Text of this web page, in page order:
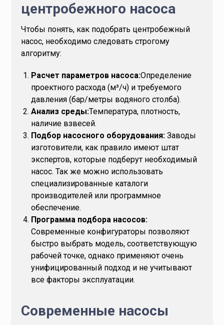
центробежного насоса
Чтобы понять, как подобрать центробежный
насос, необходимо следовать строгому
алгоритму:
Расчет параметров насоса:Определение
проектного расхода (м³/ч) и требуемого
давления (бар/метры водяного столба).
Анализ среды:Температура, плотность,
наличие взвесей.
Подбор насосного оборудования: Заводы
изготовители, как правило имеют штат
экспертов, которые подберут необходимый
насос. Так же можно использовать
специализированные каталоги
производителей или программное
обеспечение.
Программа подбора насосов:
Современные конфигураторы позволяют
быстро выбрать модель, соответствующую
рабочей точке, однако применяют очень
унифицированный подход и не учитывают
все факторы эксплуатации.
Современные насосы